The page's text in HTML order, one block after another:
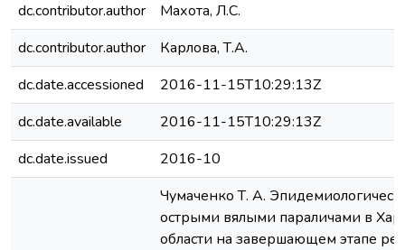
dc.contributor.author
Махота, Л.С.
dc.contributor.author
Карлова, Т.А.
dc.date.accessioned
2016-11-15T10:29:13Z
dc.date.available
2016-11-15T10:29:13Z
dc.date.issued
2016-10
Чумаченко Т. А.
острыми вялыми параличами в
области на завершающем этапе